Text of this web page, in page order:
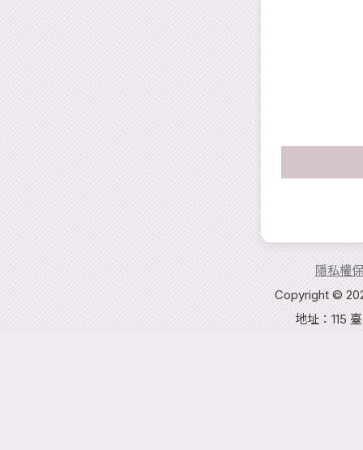
隱私權
Copyright ©
地址：115